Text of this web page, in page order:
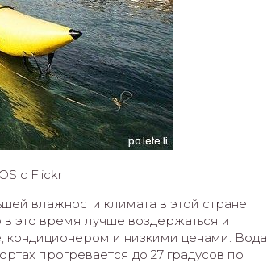
с Flickr
влажности климата в этой стране
это время лучше воздержаться и
кондиционером и низкими ценами. Вода
прогревается до 27 градусов по